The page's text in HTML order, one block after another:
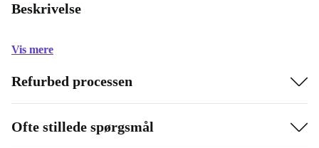
Beskrivelse
Vis mere
Refurbed processen
Ofte stillede spørgsmål